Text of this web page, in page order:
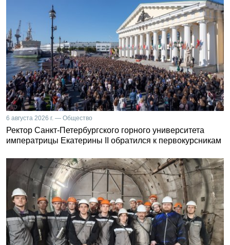
6 августа 2026 г. — Общество
Ректор Санкт-Петербургского горного университета
императрицы Екатерины II обратился к первокурсникам